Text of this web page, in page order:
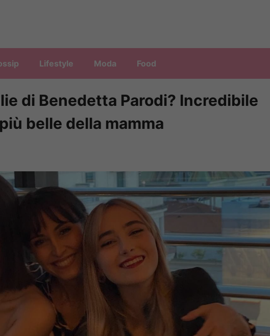
Lifestyle Moda Food
di Benedetta Parodi? Incredibile
belle della mamma